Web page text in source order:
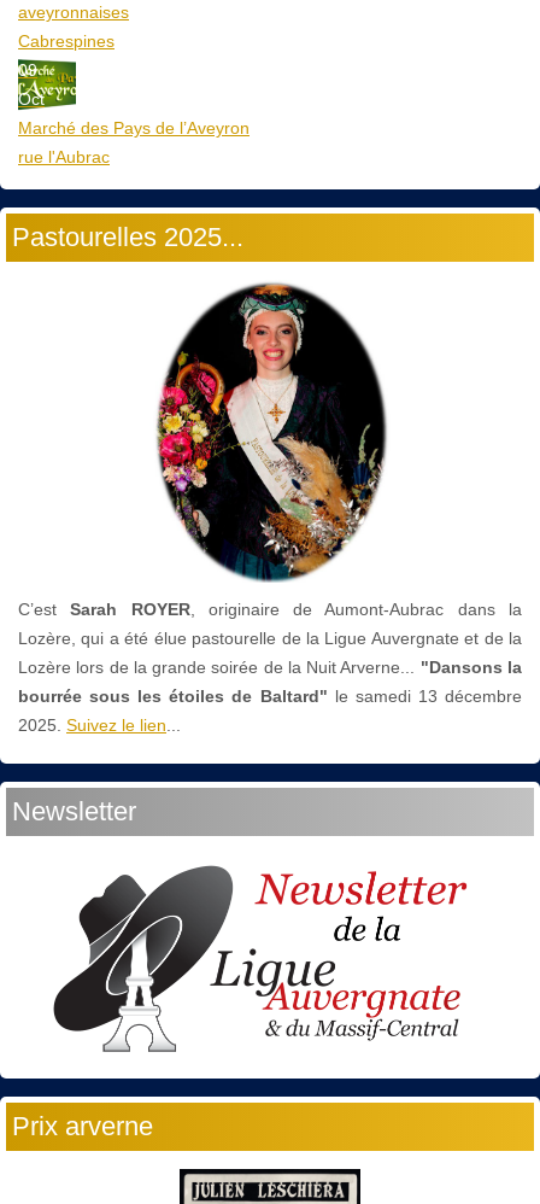
aveyronnaises
Cabrespines
09
Oct
Marché des Pays de l’Aveyron
rue l'Aubrac
Pastourelles 2025...
C’estSarah ROYER, originaire de Aumont-Aubrac dans la
Lozère, qui a été élue pastourelle de la Ligue Auvergnate et de la
Lozère lors de la grande soirée de la Nuit Arverne...
"Dansons la
bourrée sous les étoiles de Baltard" le samedi 13 décembre
2025. Suivez le lien
Newsletter
Prix arverne